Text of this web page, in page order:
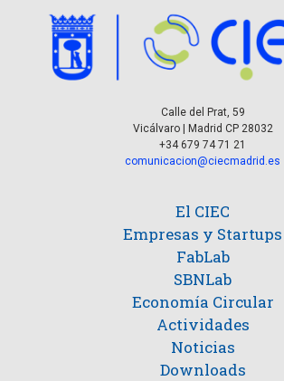
Calle del Prat, 59
Vicálvaro | Madrid CP 28032
+34 679 74 71 21
comunicacion@ciecmadrid.es
El CIEC
Empresas y Startups
FabLab
SBNLab
Economía Circular
Actividades
Noticias
Downloads